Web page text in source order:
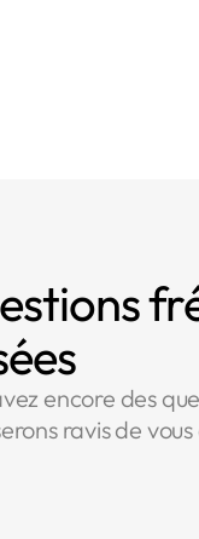
encore des
ravis de